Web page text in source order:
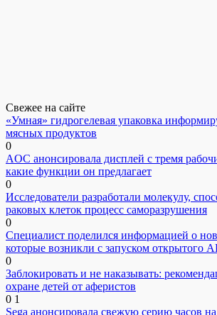
Свежее на сайте
«Умная» гидрогелевая упаковка
мясных продуктов
0
AOC анонсировала дисплей с тремя
какие функции он предлагает
0
Исследователи разработали молекулу,
раковых клеток процесс саморазрушения
0
Специалист поделился информацией о
которые возникли с запуском открытого
0
Заблокировать и не наказывать:
охране детей от аферистов
0 1
Sega анонсировала свежую серию часов на